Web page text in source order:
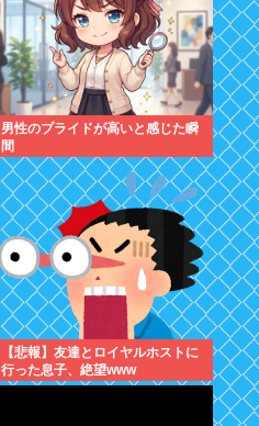
男性のプライドが高いと感じた瞬
間
【悲報】友達とロイヤルホストに
行った息子、絶望www